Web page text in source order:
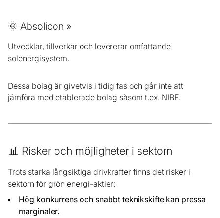
🌞 Absolicon »
Utvecklar, tillverkar och levererar omfattande
solenergisystem.
Dessa bolag är givetvis i tidig fas och går inte att
jämföra med etablerade bolag såsom t.ex. NIBE.
📊 Risker och möjligheter i sektorn
Trots starka långsiktiga drivkrafter finns det risker i
sektorn för grön energi-aktier:
Hög konkurrens och snabbt teknikskifte kan pressa
marginaler.